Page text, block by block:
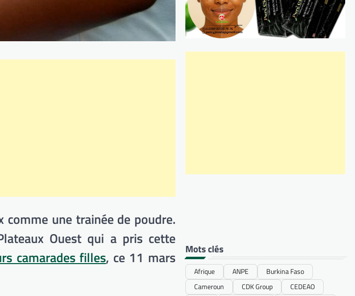
comme une trainée de poudre.
Ouest qui a pris cette
camarades filles, ce 11 mars
Mots clés
Afrique ANPE
Burkina Faso
Cameroun
CDK Group
CEDEAO